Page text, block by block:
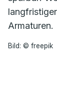
Armaturen.
Bild: © freepik